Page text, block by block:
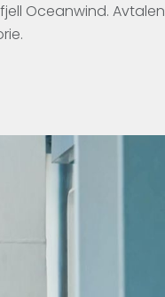
Oceanwind. Avtalen